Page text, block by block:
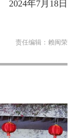
2024年7月18日
责任编辑： 赖闽荣